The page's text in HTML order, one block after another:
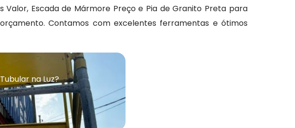
Valor, Escada de Mármore Preço e Pia de Granito Preta para
Contamos com excelentes ferramentas e ótimos
na Luz?